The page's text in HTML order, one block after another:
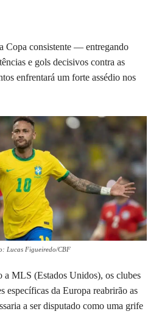
Copa consistente — entregando
e gols decisivos contra as
enfrentará um forte assédio nos
Lucas Figueiredo/CBF
a MLS (Estados Unidos), os clubes
específicas da Europa reabrirão as
a ser disputado como uma grife